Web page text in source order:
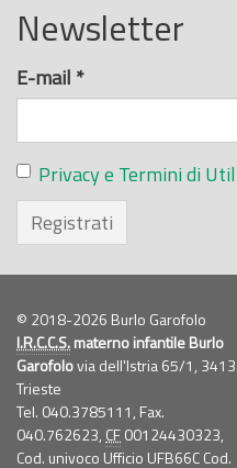
Newsletter
E-mail *
Privacy e Termini di
Registrati
© 2018-2026 Burlo Garofolo
I.R.C.C.S.materno infantile Burlo
Garofolovia dell'Istria 65/1,
Trieste
Tel. 040.3785111, Fax.
040.762623, CF00124430323,
Cod. univoco Ufficio UFB66C Cod.